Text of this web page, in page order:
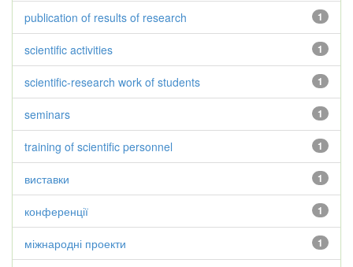
1
publication of results of research
1
scientific activities
1
scientific-research work of students
1
seminars
1
training of scientific personnel
1
виставки
1
конференції
1
міжнародні проекти